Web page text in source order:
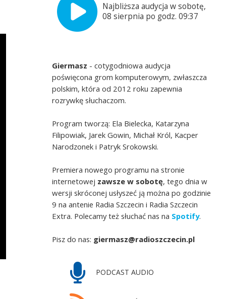
Najbliższa audycja w sobotę,
08 sierpnia po godz. 09:37
Giermasz - cotygodniowa audycja
poświęcona grom komputerowym, zwłaszcza
polskim, która od 2012 roku zapewnia
rozrywkę słuchaczom.
Program tworzą: Ela Bielecka, Katarzyna
Filipowiak, Jarek Gowin, Michał Król, Kacper
Narodzonek i Patryk Srokowski.
Premiera nowego programu na stronie
internetowej zawsze w sobotę, tego dnia w
wersji skróconej usłyszeć ją można po godzinie
9 na antenie Radia Szczecin i Radia Szczecin
Extra. Polecamy też słuchać nas na Spotify.
Pisz do nas: giermasz@radioszczecin.pl
PODCAST AUDIO